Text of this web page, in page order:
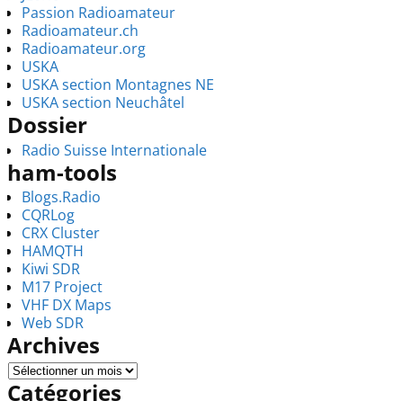
Passion Radioamateur
Radioamateur.ch
Radioamateur.org
USKA
USKA section Montagnes NE
USKA section Neuchâtel
Dossier
Radio Suisse Internationale
ham-tools
Blogs.Radio
CQRLog
CRX Cluster
HAMQTH
Kiwi SDR
M17 Project
VHF DX Maps
Web SDR
Archives
Catégories